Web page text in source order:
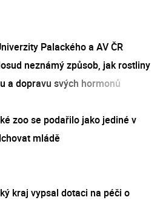
Palackého a AV ČR
neznámý způsob, jak rostliny
a dopravu svých hormonů
zoo se podařilo jako jediné v
mládě
kraj vypsal dotaci na péči o